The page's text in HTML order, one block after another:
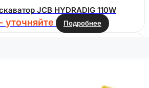
JCB HYDRADIG 110W
уточняйте Подробнее